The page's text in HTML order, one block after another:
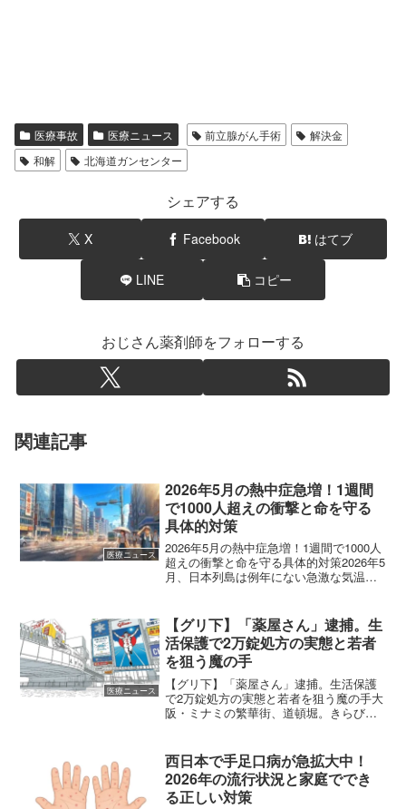
医療事故 医療ニュース 前立腺がん手術
解決金
和解
北海道ガンセンター
シェアする
X Facebook はてブ
LINE コピー
おじさん薬剤師をフォローする
関連記事
医療ニュース
2026年5月の熱中症急増！1週間
で1000人超えの衝撃と命を守る
具体的対策
2026年5月の熱中症急増！1週間で1000人
超えの衝撃と命を守る具体的対策2026年5
月、日本列島は例年にない急激な気温上
脅かす「熱中症」が猛威を振るっていま
す。総務...
医療ニュース
【グリ下】「薬屋さん」逮捕。生
活保護で2万錠処方の実態と若者
を狙う魔の手
【グリ下】「薬屋さん」逮捕。生活保護
で2万錠処方の実態と若者を狙う魔の手大
阪・ミナミの繁華街、道頓堀。きらびや
者たちの間で、一人の男が「薬屋さん」
と呼ばれていました。2...
西日本で手足口病が急拡大中！
2026年の流行状況と家庭ででき
る正しい対策